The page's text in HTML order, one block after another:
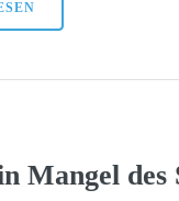
Mangel des